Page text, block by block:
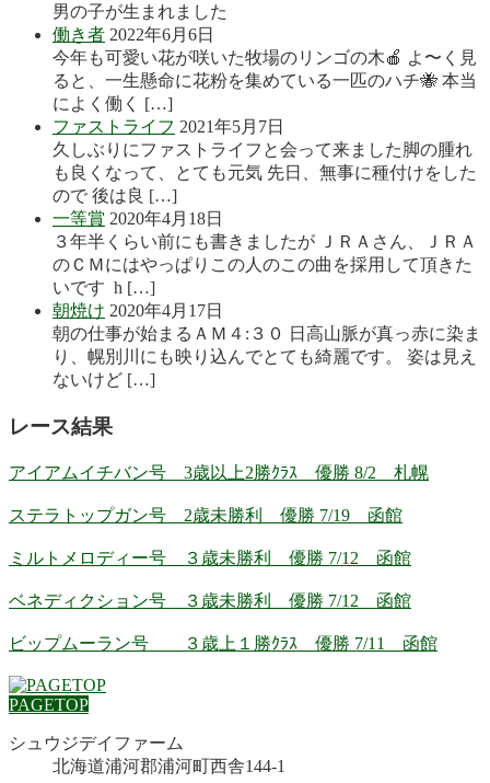
男の子が生まれました
働き者 2022年6月6日
今年も可愛い花が咲いた牧場のリンゴの木🍎 よ〜く見
ると、一生懸命に花粉を集めている一匹のハチ🐝 本当
によく働く […]
ファストライフ 2021年5月7日
久しぶりにファストライフと会って来ました脚の腫れ
も良くなって、とても元気 先日、無事に種付けをした
ので 後は良 […]
一等賞 2020年4月18日
３年半くらい前にも書きましたが ＪＲＡさん、ＪＲＡ
のＣＭにはやっぱりこの人のこの曲を採用して頂きた
いです h […]
朝焼け 2020年4月17日
朝の仕事が始まるＡＭ４:３０ 日高山脈が真っ赤に染ま
り、幌別川にも映り込んでとても綺麗です。 姿は見え
ないけど […]
レース結果
アイアムイチバン号 3歳以上2勝ｸﾗｽ 優勝 8/2 札幌
ステラトップガン号 2歳未勝利 優勝 7/19 函館
ミルトメロディー号 ３歳未勝利 優勝 7/12 函館
ベネディクション号 ３歳未勝利 優勝 7/12 函館
ビップムーラン号 ３歳上１勝ｸﾗｽ 優勝 7/11 函館
PAGETOP
シュウジデイファーム
北海道浦河郡浦河町西舎144-1